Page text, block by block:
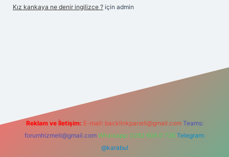
Kız kankaya ne denir ingilizce ? için admin
Reklam ve İletişim: E-mail: backlinkpaneli@gmail.com Teams:
forumhizmeti@gmail.com Whatsapp: 0262 606 0 726 Telegram:
@karabul